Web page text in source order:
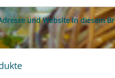
und Website in diesem